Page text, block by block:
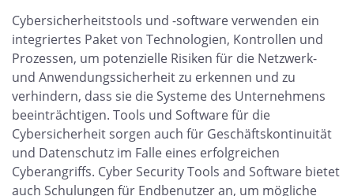
Cybersicherheitstools und -software verwenden ein
integriertes Paket von Technologien, Kontrollen und
Prozessen, um potenzielle Risiken für die Netzwerk-
und Anwendungssicherheit zu erkennen und zu
verhindern, dass sie die Systeme des Unternehmens
beeinträchtigen. Tools und Software für die
Cybersicherheit sorgen auch für Geschäftskontinuität
und Datenschutz im Falle eines erfolgreichen
Cyberangriffs. Cyber Security Tools and Software bietet
auch Schulungen für Endbenutzer an, um mögliche